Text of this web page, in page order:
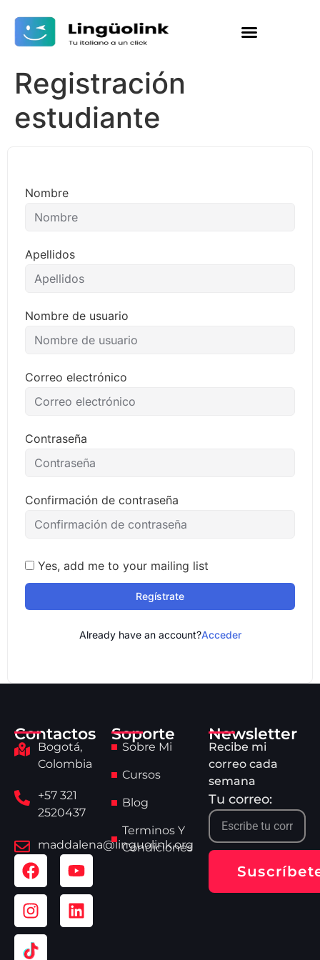
Registración
estudiante
Nombre
Apellidos
Nombre de usuario
Correo electrónico
Contraseña
Confirmación de contraseña
Yes, add me to your mailing list
Regístrate
Already have an account?Acceder
Contactos
Bogotá,
Colombia
+57 321
2520437
maddalena@linguolink.org
Soporte
Sobre Mi
Cursos
Blog
Terminos Y
Condiciones
Newsletter
Recibe mi
correo cada
semana
Tu correo: